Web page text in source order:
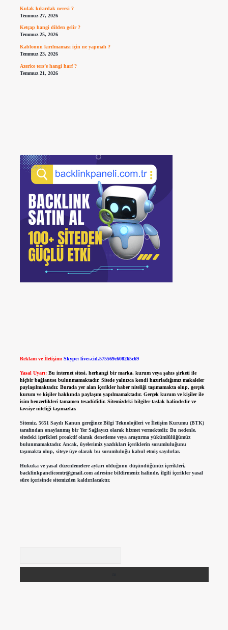
Kulak kıkırdak neresi ?
Temmuz 27, 2026
Ketçap hangi dilden gelir ?
Temmuz 25, 2026
Kablonun kırılmaması için ne yapmalı ?
Temmuz 23, 2026
Azerice ters’e hangi harf ?
Temmuz 21, 2026
Reklam ve İletişim: Skype: live:.cid.575569c608265c69
Yasal Uyarı: Bu internet sitesi, herhangi bir marka, kurum veya şahıs şirketi ile
hiçbir bağlantısı bulunmamaktadır. Sitede yalnızca kendi hazırladığımız makaleler
paylaşılmaktadır. Burada yer alan içerikler haber niteliği taşımamakta olup, gerçek
kurum ve kişiler hakkında paylaşım yapılmamaktadır. Gerçek kurum ve kişiler ile
isim benzerlikleri tamamen tesadüfidir. Sitemizdeki bilgiler taslak halindedir ve
tavsiye niteliği taşımazlar.
Sitemiz, 5651 Sayılı Kanun gereğince Bilgi Teknolojileri ve İletişim Kurumu (BTK)
tarafından onaylanmış bir Yer Sağlayıcı olarak hizmet vermektedir. Bu nedenle,
sitedeki içerikleri proaktif olarak denetleme veya araştırma yükümlülüğümüz
bulunmamaktadır. Ancak, üyelerimiz yazdıkları içeriklerin sorumluluğunu
taşımakta olup, siteye üye olarak bu sorumluluğu kabul etmiş sayılırlar.
Hukuka ve yasal düzenlemelere aykırı olduğunu düşündüğünüz içerikleri,
backlinkpanelicomtr@gmail.comadresine bildirmeniz halinde, ilgili içerikler yasal
süre içerisinde sitemizden kaldırılacaktır.